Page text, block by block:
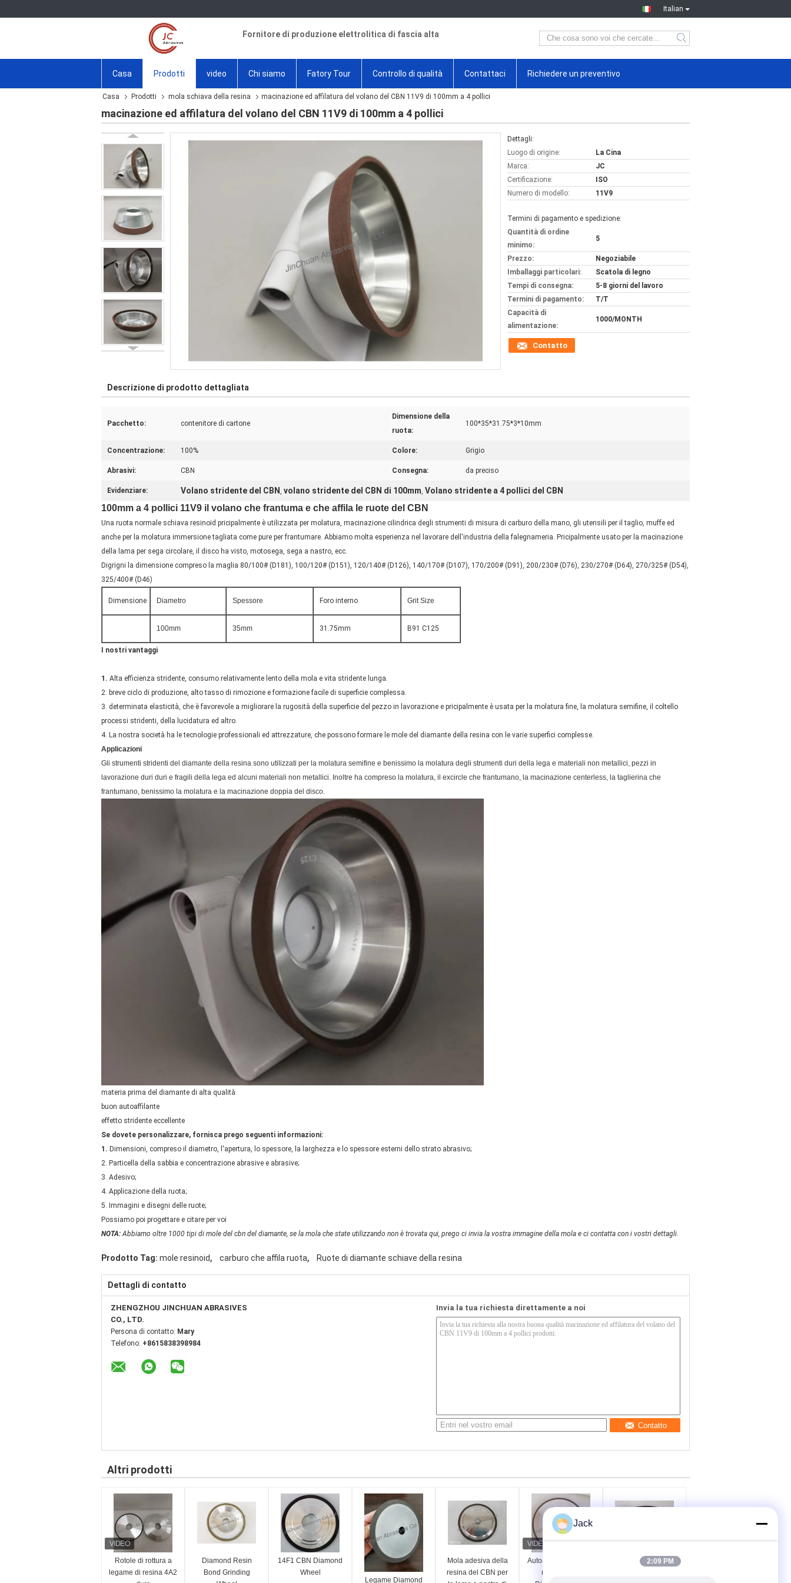
Italian
Fornitore di produzione elettrolitica di fascia alta
Casa Prodotti video Chi siamo Fatory Tour Controllo di qualità Contattaci Richiedere un preventivo
Casa Prodotti mola schiava della resina macinazione ed affilatura del volano del CBN 11V9 di 100mm a 4 pollici
macinazione ed affilatura del volano del CBN 11V9 di 100mm a 4 pollici
Dettagli:
Luogo di origine:
La Cina
Marca:
JC
Certificazione:
ISO
Numero di modello:
11V9
Termini di pagamento e spedizione:
Quantità di ordine
minimo:
5
Prezzo:
Negoziabile
Imballaggi particolari:
Scatola di legno
Tempi di consegna:
5-8 giorni del lavoro
Termini di pagamento:
T/T
Capacità di
alimentazione:
1000/MONTH
Contatto
Descrizione di prodotto dettagliata
Pacchetto: contenitore di cartone
Dimensione della
ruota:
100*35*31.75*3*10mm
Concentrazione: 100% Colore: Grigio
Abrasivi: CBN Consegna: da preciso
Evidenziare: Volano stridente del CBN , volano stridente del CBN di 100mm, Volano stridente a 4 pollici del CBN
100mm a 4 pollici 11V9 il volano che frantuma e che affila le ruote del CBN
Una ruota normale schiava resinoid pricipalmente è utilizzata per molatura, macinazione cilindrica degli strumenti di misura di carburo della mano, gli utensili per il taglio, muffe ed
anche per la molatura immersione tagliata come pure per frantumare. Abbiamo molta esperienza nel lavorare dell'industria della falegnameria. Pricipalmente usato per la macinazione
della lama per sega circolare, il disco ha visto, motosega, sega a nastro, ecc.
Digrigni la dimensione compreso la maglia 80/100# (D181), 100/120# (D151), 120/140# (D126), 140/170# (D107), 170/200# (D91), 200/230# (D76), 230/270# (D64), 270/325# (D54),
325/400# (D46)
Dimensione Diametro Spessore Foro interno Grit Size
100mm 35mm 31.75mm B91 C125
I nostri vantaggi
1. Alta efficienza stridente, consumo relativamente lento della mola e vita stridente lunga.
2. breve ciclo di produzione, alto tasso di rimozione e formazione facile di superficie complessa.
3. determinata elasticità, che è favorevole a migliorare la rugosità della superficie del pezzo in lavorazione e pricipalmente è usata per la molatura fine, la molatura semifine, il coltello
processi stridenti, della lucidatura ed altro.
4. La nostra società ha le tecnologie professionali ed attrezzature, che possono formare le mole del diamante della resina con le varie superfici complesse.
Applicazioni
Gli strumenti stridenti del diamante della resina sono utilizzati per la molatura semifine e benissimo la molatura degli strumenti duri della lega e materiali non metallici, pezzi in
lavorazione duri duri e fragili della lega ed alcuni materiali non metallici. Inoltre ha compreso la molatura, il excircle che frantumano, la macinazione centerless, la taglierina che
frantumano, benissimo la molatura e la macinazione doppia del disco.
materia prima del diamante di alta qualità
buon autoaffilante
effetto stridente eccellente
Se dovete personalizzare, fornisca prego seguenti informazioni:
1. Dimensioni, compreso il diametro, l'apertura, lo spessore, la larghezza e lo spessore esterni dello strato abrasivo;
2. Particella della sabbia e concentrazione abrasive e abrasive;
3. Adesivo;
4. Applicazione della ruota;
5. Immagini e disegni delle ruote;
Possiamo poi progettare e citare per voi
NOTA:Abbiamo oltre 1000 tipi di mole del cbn del diamante, se la mola che state utilizzando non è trovata qui, prego ci invia la vostra immagine della mola e ci contatta con i vostri dettagli.
Prodotto Tag: mole resinoid, carburo che affila ruota, Ruote di diamante schiave della resina
Dettagli di contatto
ZHENGZHOU JINCHUAN ABRASIVES
CO., LTD.
Persona di contatto: Mary
Telefono: +8615838398984
Invia la tua richiesta direttamente a noi
Contatto
Altri prodotti
Rotole di rottura a
legame di resina 4A2
Diamond Resin
Bond Grinding
14F1 CBN Diamond
Wheel
Legame Diamond
Mola adesiva della
resina del CBN per
Autoaffiancamento di
resina Bond
12A9 Griglia di
Jack
2:09 PM